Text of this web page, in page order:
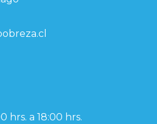
hrs. a 18:00 hrs.